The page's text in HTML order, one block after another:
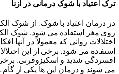
ترک اعتیاد با شوک درمانی در ازنا
در درمان اعتیاد با شوک، از شوک
روی مغز استفاده می شود. شوک
اختلالات روانی که معمولاً در آنها
استفاده می شود. برخی از این
افسردگی شدید و اسکیزوفرنی. برخی
می شوند و درمان این ها یکی از